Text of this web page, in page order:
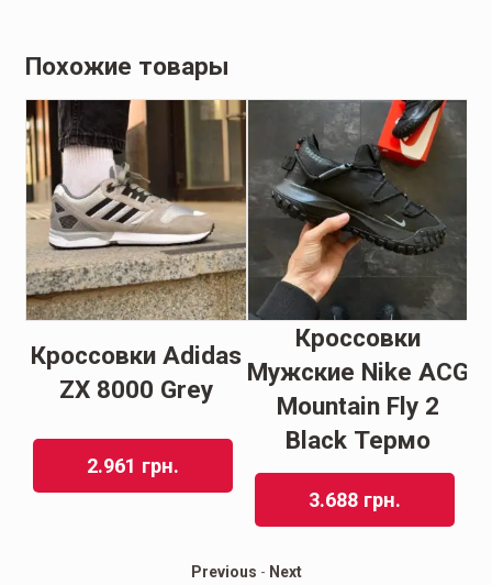
Похожие товары
Кроссовки Adidas
ZX 8000 Grey
2.961 грн.
Кроссовки
Мужские Nike ACG
Mountain Fly 2
Black Термо
3.688 грн.
Previous - Next